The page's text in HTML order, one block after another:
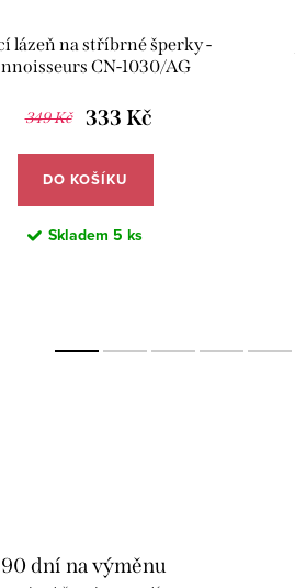
lázeň na stříbrné šperky -
CN-1030/AG
349 Kč 333 Kč
DO KOŠÍKU
Skladem 5 ks
90 dní na výměnu